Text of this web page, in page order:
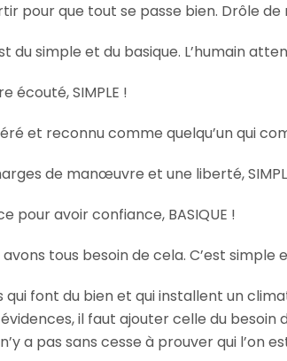
pour que tout se passe bien. Drôle de
du simple et du basique. L’humain
écouté, SIMPLE !
et reconnu comme quelqu’un qui
de manœuvre et une liberté,
pour avoir confiance, BASIQUE !
tous besoin de cela. C’est simple
font du bien et qui installent un
il faut ajouter celle du besoin
a pas sans cesse à prouver qui l’on